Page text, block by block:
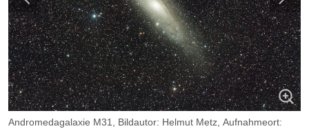
Andromedagalaxie M31, Bildautor: Helmut Metz, Aufnahmeort: